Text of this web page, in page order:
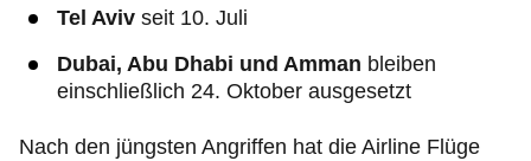
Tel Aviv seit 10. Juli
Dubai, Abu Dhabi und Amman bleiben
einschließlich 24. Oktober ausgesetzt
Nach den jüngsten Angriffen hat die Airline Flüge